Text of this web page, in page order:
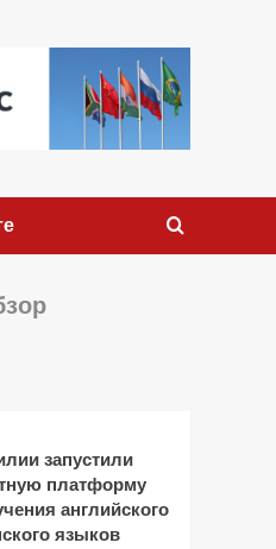
запустили
платформу
английского
языков